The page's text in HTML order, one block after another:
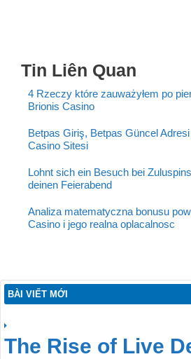
Tin Liên Quan
4 Rzeczy które zauważyłem po
Brionis Casino
Betpas Giriş, Betpas Güncel
Casino Sitesi
Lohnt sich ein Besuch bei
deinen Feierabend
Analiza matematyczna bonusu
Casino i jego realna oplacalnosc
BÀI VIẾT MỚI
The Rise of Live